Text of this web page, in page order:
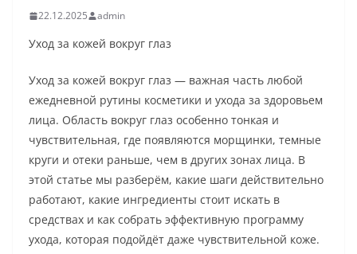
22.12.2025 admin
Уход за кожей вокруг глаз
Уход за кожей вокруг глаз — важная часть любой
ежедневной рутины косметики и ухода за здоровьем
лица. Область вокруг глаз особенно тонкая и
чувствительная, где появляются морщинки, темные
круги и отеки раньше, чем в других зонах лица. В
этой статье мы разберём, какие шаги действительно
работают, какие ингредиенты стоит искать в
средствах и как собрать эффективную программу
ухода, которая подойдёт даже чувствительной коже.